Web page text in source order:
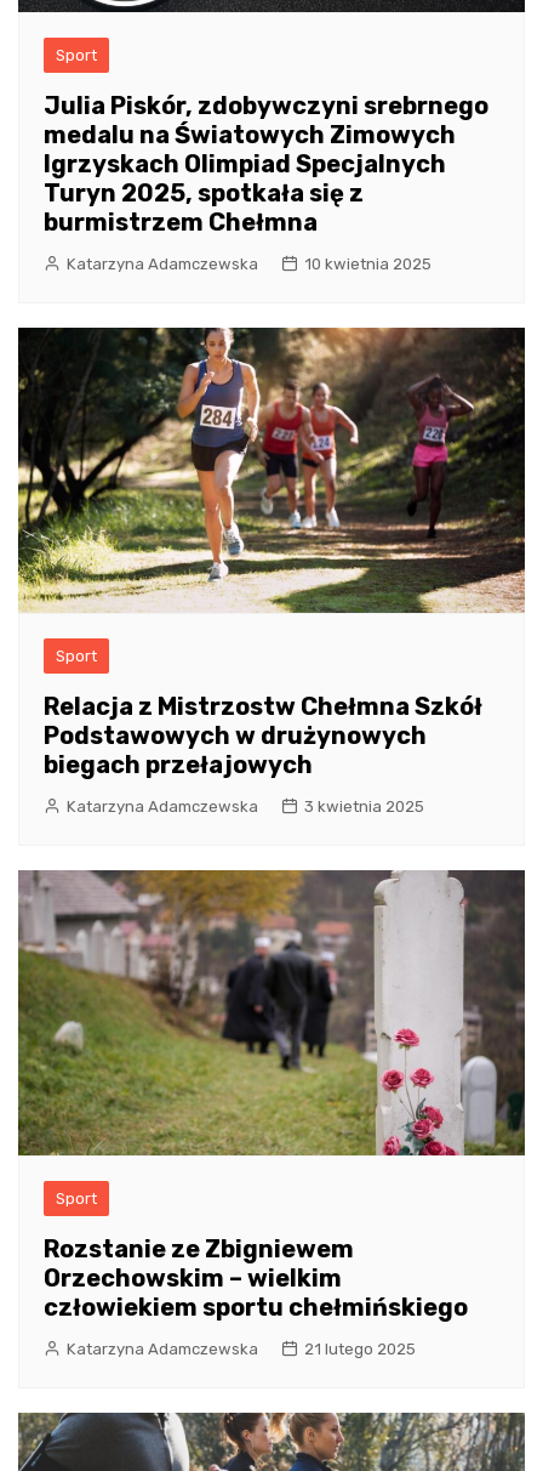
Sport
Julia Piskór, zdobywczyni srebrnego
medalu na Światowych Zimowych
Igrzyskach Olimpiad Specjalnych
Turyn 2025, spotkała się z
burmistrzem Chełmna
Katarzyna Adamczewska 10 kwietnia 2025
Sport
Relacja z Mistrzostw Chełmna Szkół
Podstawowych w drużynowych
biegach przełajowych
Katarzyna Adamczewska 3 kwietnia 2025
Sport
Rozstanie ze Zbigniewem
Orzechowskim – wielkim
człowiekiem sportu chełmińskiego
Katarzyna Adamczewska 21 lutego 2025